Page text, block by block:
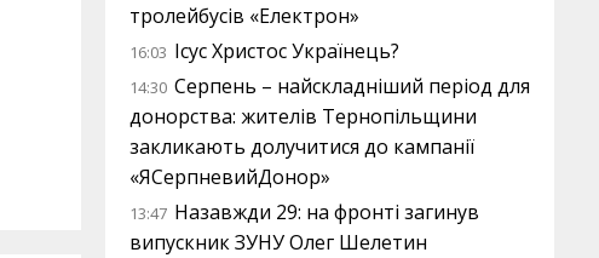
тролейбусів «Електрон»
16:03 Ісус Христос Українець?
14:30 Серпень – найскладніший період для
донорства: жителів Тернопільщини
закликають долучитися до кампанії
«ЯСерпневийДонор»
13:47 Назавжди 29: на фронті загинув
випускник ЗУНУ Олег Шелетин